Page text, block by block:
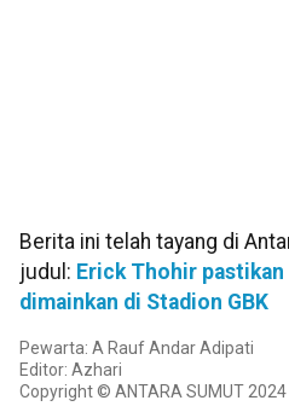
Berita ini telah tayang di
judul: Erick Thohir pastikan
dimainkan di Stadion GBK
Pewarta: A Rauf Andar Adipati
Editor: Azhari
Copyright © ANTARA SUMUT 2024